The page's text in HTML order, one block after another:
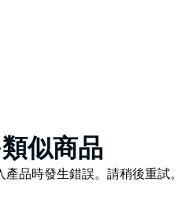
好的夥伴。 Werri Beach
地。
斯州學校假期、公共假期和長
似商品
品時發生錯誤。請稍後重試。